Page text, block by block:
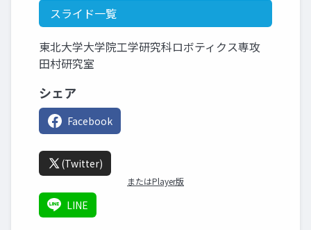
スライド一覧
東北大学大学院工学研究科ロボティクス専攻
田村研究室
シェア
Facebook
(Twitter)
またはPlayer版
LINE